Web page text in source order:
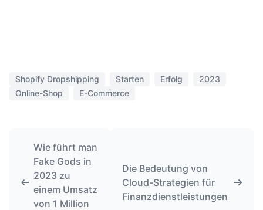
Shopify Dropshipping Starten Erfolg
2023
Online-Shop
E-Commerce
Wie führt man
Fake Gods in
2023 zu
einem Umsatz
von 1 Million
Die Bedeutung von
Cloud-Strategien für
Finanzdienstleistungen